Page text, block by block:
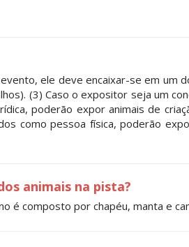
ele deve encaixar-se em um
(3) Caso o expositor seja um
poderão expor animais de
como pessoa física, poderão
animais na pista?
é composto por chapéu, manta e